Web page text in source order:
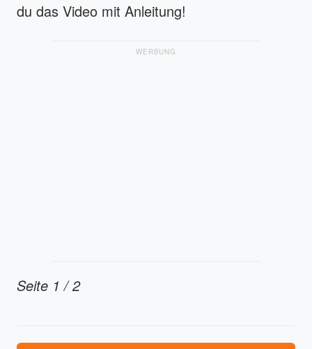
du das Video mit Anleitung!
WERBUNG
Seite 1 / 2